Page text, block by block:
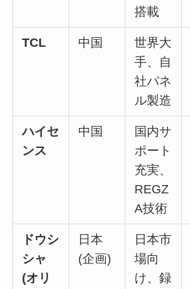
搭載
TCL 中国
世界大
手、自
社パネ
ル製造
ハイセ
ンス
中国
国内サ
ポート
充実、
REGZ
A技術
ドウシ
シャ
(オリ
日本
(企画)
日本市
場向
け、録